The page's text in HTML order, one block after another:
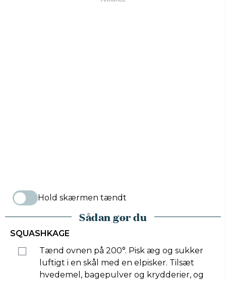
Hold skærmen tændt
Sådan gør du
SQUASHKAGE
Tænd ovnen på 200°. Pisk æg og sukker
luftigt i en skål med en elpisker. Tilsæt
hvedemel, bagepulver og krydderier, og